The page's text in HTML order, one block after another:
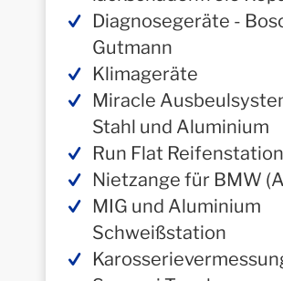
Diagnosegeräte -
Gutmann
Klimageräte
Miracle
Stahl und Aluminium
Run Flat Reifenstation
Nietzange für BMW
MIG und Aluminium
Schweißstation